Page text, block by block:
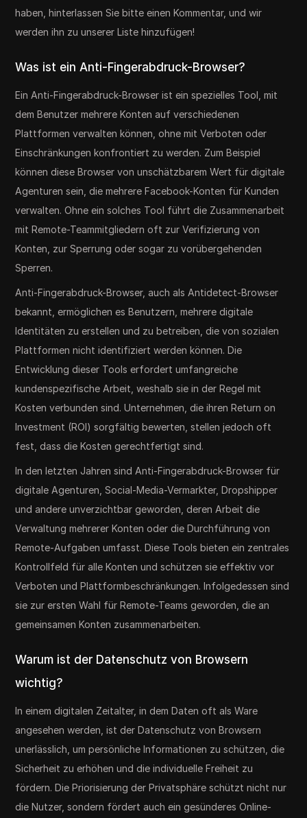
haben, hinterlassen Sie bitte einen Kommentar, und wir
werden ihn zu unserer Liste hinzufügen!
Was ist ein Anti-Fingerabdruck-Browser?
Ein Anti-Fingerabdruck-Browser ist ein spezielles Tool, mit
dem Benutzer mehrere Konten auf verschiedenen
Plattformen verwalten können, ohne mit Verboten oder
Einschränkungen konfrontiert zu werden. Zum Beispiel
können diese Browser von unschätzbarem Wert für digitale
Agenturen sein, die mehrere Facebook-Konten für Kunden
verwalten. Ohne ein solches Tool führt die Zusammenarbeit
mit Remote-Teammitgliedern oft zur Verifizierung von
Konten, zur Sperrung oder sogar zu vorübergehenden
Sperren.
Anti-Fingerabdruck-Browser, auch als Antidetect-Browser
bekannt, ermöglichen es Benutzern, mehrere digitale
Identitäten zu erstellen und zu betreiben, die von sozialen
Plattformen nicht identifiziert werden können. Die
Entwicklung dieser Tools erfordert umfangreiche
kundenspezifische Arbeit, weshalb sie in der Regel mit
Kosten verbunden sind. Unternehmen, die ihren Return on
Investment (ROI) sorgfältig bewerten, stellen jedoch oft
fest, dass die Kosten gerechtfertigt sind.
In den letzten Jahren sind Anti-Fingerabdruck-Browser für
digitale Agenturen, Social-Media-Vermarkter, Dropshipper
und andere unverzichtbar geworden, deren Arbeit die
Verwaltung mehrerer Konten oder die Durchführung von
Remote-Aufgaben umfasst. Diese Tools bieten ein zentrales
Kontrollfeld für alle Konten und schützen sie effektiv vor
Verboten und Plattformbeschränkungen. Infolgedessen sind
sie zur ersten Wahl für Remote-Teams geworden, die an
gemeinsamen Konten zusammenarbeiten.
Warum ist der Datenschutz von Browsern
wichtig?
In einem digitalen Zeitalter, in dem Daten oft als Ware
angesehen werden, ist der Datenschutz von Browsern
unerlässlich, um persönliche Informationen zu schützen, die
Sicherheit zu erhöhen und die individuelle Freiheit zu
fördern. Die Priorisierung der Privatsphäre schützt nicht nur
die Nutzer, sondern fördert auch ein gesünderes Online-